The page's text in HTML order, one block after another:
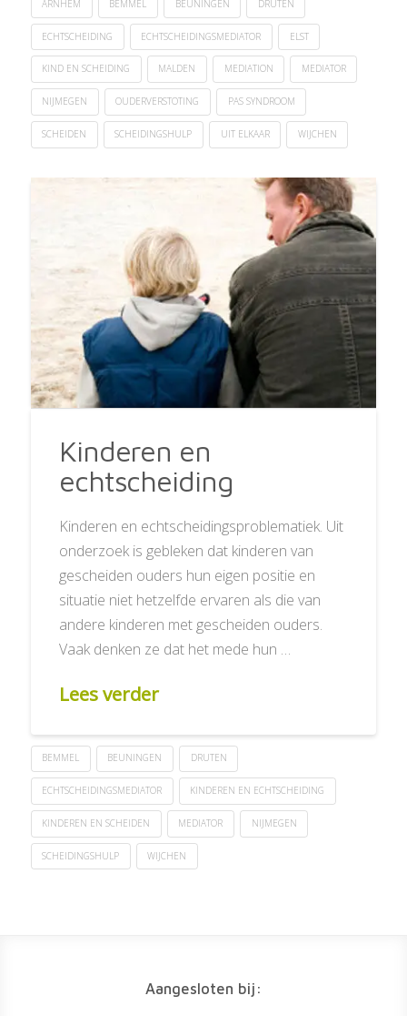
ARNHEM BEMMEL BEUNINGEN DRUTEN
ECHTSCHEIDING ECHTSCHEIDINGSMEDIATOR ELST
KIND EN SCHEIDING MALDEN MEDIATION MEDIATOR
NIJMEGEN OUDERVERSTOTING PAS SYNDROOM
SCHEIDEN SCHEIDINGSHULP UIT ELKAAR WIJCHEN
Kinderen en
echtscheiding
Kinderen en echtscheidingsproblematiek. Uit
onderzoek is gebleken dat kinderen van
gescheiden ouders hun eigen positie en
situatie niet hetzelfde ervaren als die van
andere kinderen met gescheiden ouders.
Vaak denken ze dat het mede hun …
Lees verder
BEMMEL BEUNINGEN DRUTEN
ECHTSCHEIDINGSMEDIATOR KINDEREN EN ECHTSCHEIDING
KINDEREN EN SCHEIDEN MEDIATOR NIJMEGEN
SCHEIDINGSHULP WIJCHEN
Aangesloten bij: